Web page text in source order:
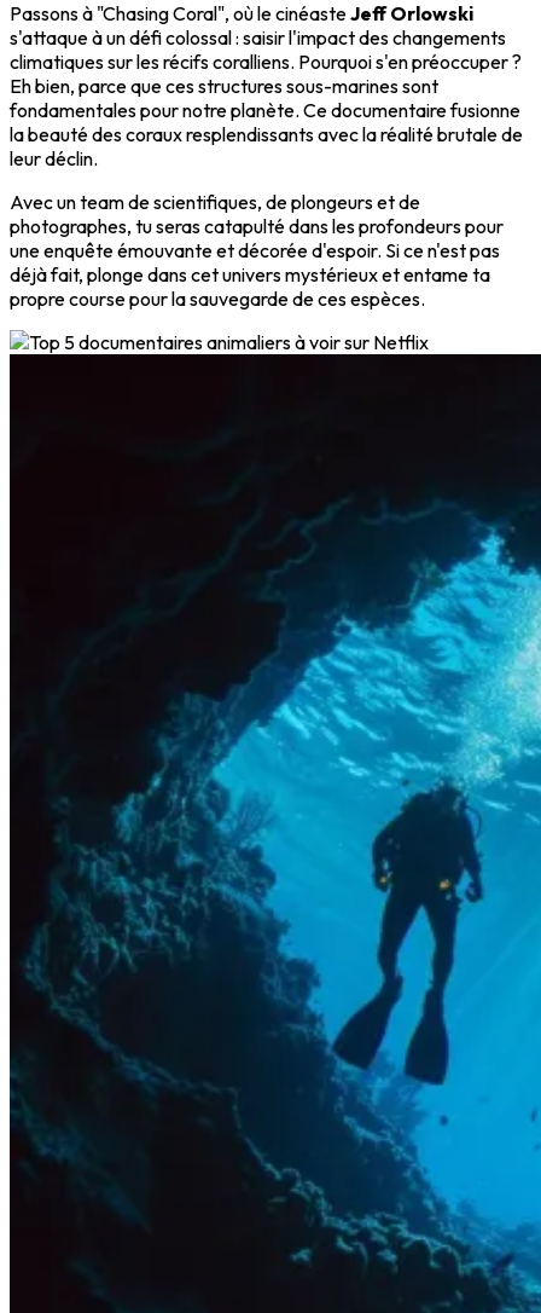
Passons à "Chasing Coral", où le cinéasteJeff Orlowski
s'attaque à un défi colossal : saisir l'impact des changements
climatiques sur les récifs coralliens. Pourquoi s'en préoccuper ?
Eh bien, parce que ces structures sous-marines sont
fondamentales pour notre planète. Ce documentaire fusionne
la beauté des coraux resplendissants avec la réalité brutale de
leur déclin.
Avec un team de scientifiques, de plongeurs et de
photographes, tu seras catapulté dans les profondeurs pour
une enquête émouvante et décorée d'espoir. Si ce n'est pas
déjà fait, plonge dans cet univers mystérieux et entame ta
propre course pour la sauvegarde de ces espèces.